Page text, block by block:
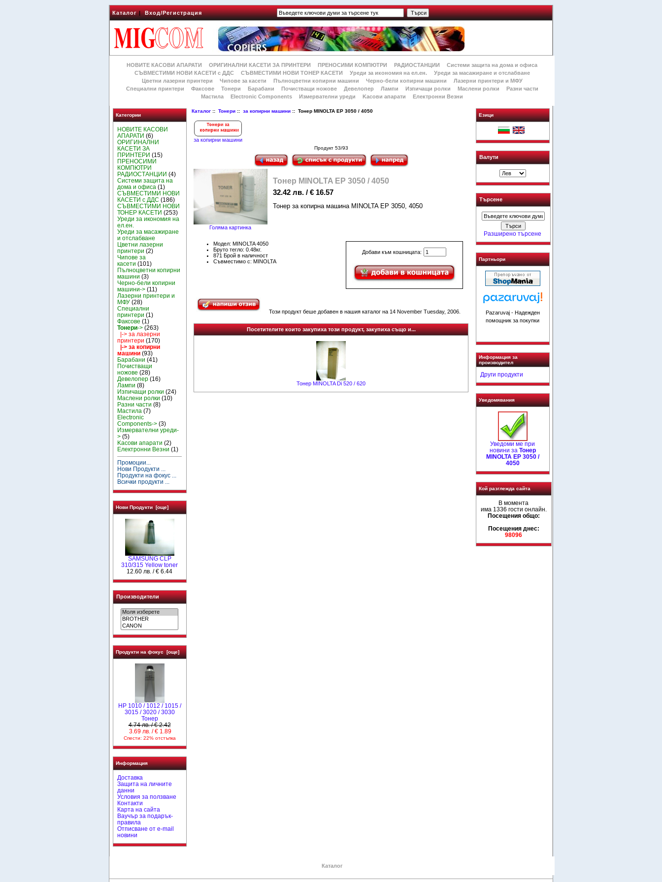
Каталог|Вход/Регистрация
НОВИТЕ КАСОВИ АПАРАТИ ОРИГИНАЛНИ КАСЕТИ ЗА ПРИНТЕРИ ПРЕНОСИМИ КОМПЮТРИ РАДИОСТАНЦИИ
Системи защита на дома и офиса
СЪВМЕСТИМИ НОВИ КАСЕТИ с ДДС
СЪВМЕСТИМИ НОВИ ТОНЕР КАСЕТИ Уреди за икономия на ел.ен.
Уреди за масажиране и отслабване
Цветни лазерни принтери
Чипове за касети Пълноцветни копирни машини Черно-бели копирни машини
Лазерни принтери и МФУ
Специални принтери
Факсове Тонери Барабани Почистващи ножове Девелопер Лампи Изпичащи ролки Маслени ролки
Разни части
Мастила
Electronic Components Измервателни уреди Kасови апарати Електронни Везни
Категории
НОВИТЕ КАСОВИ
АПАРАТИ (6)
ОРИГИНАЛНИ
КАСЕТИ ЗА
ПРИНТЕРИ (15)
ПРЕНОСИМИ
КОМПЮТРИ
РАДИОСТАНЦИИ (4)
Системи защита на
дома и офиса (1)
СЪВМЕСТИМИ НОВИ
КАСЕТИ с ДДС (186)
СЪВМЕСТИМИ НОВИ
ТОНЕР КАСЕТИ (253)
Уреди за икономия на
ел.ен.
Уреди за масажиране
и отслабване
Цветни лазерни
принтери (2)
Чипове за
касети (101)
Пълноцветни копирни
машини (3)
Черно-бели копирни
машини-> (11)
Лазерни принтери и
МФУ (28)
Специални
принтери (1)
Факсове (1)
Тонери-> (263)
|-> за лазерни
принтери (170)
|-> за копирни
машини (93)
Барабани (41)
Почистващи
ножове (28)
Девелопер (16)
Лампи (8)
Изпичащи ролки (24)
Маслени ролки (10)
Разни части (8)
Мастила (7)
Electronic
Components-> (3)
Измервателни уреди-
> (5)
Kасови апарати (2)
Електронни Везни (1)
Промоции...
Нови Продукти ...
Продукти на фокус ...
Всички продукти ...
Нови Продукти [още]
SAMSUNG CLP
310/315 Yellow toner
12.60 лв. / € 6.44
Производители
Продукти на фокус [още]
HP 1010 / 1012 / 1015 /
3015 / 3020 / 3030
Тонер
4.74 лв. / € 2.42
3.69 лв. / € 1.89
Спести: 22% отстъпка
Информация
Доставка
Защита на личните
данни
Условия за ползване
Контакти
Карта на сайта
Ваучър за подарък-
правила
Отписване от e-mail
новини
Каталог ::Тонери ::за копирни машини :: Тонер MINOLTA EP 3050 / 4050
за копирни машини
Продукт 53/93
Голяма картинка
Тонер MINOLTA EP 3050 / 4050
32.42 лв. / € 16.57
Тонер за копирна машина MINOLTA EP 3050, 4050
Добави към кошницата:
Модел: MINOLTA 4050
Бруто тегло: 0.48кг.
871 Брой в наличност
Съвместимо с: MINOLTA
Този продукт беше добавен в нашия каталог на 14 November Tuesday, 2006.
Посетителите които закупиха този продукт, закупиха също и...
Тонер MINOLTA Di 520 / 620
Езици
Валути
Търсене
Разширено търсене
Партньори
Pazaruvaj - Надежден
помощник за покупки
Информация за
производител
Други продукти
Уведомявания
Уведоми ме при
новини за Тонер
MINOLTA EP 3050 /
4050
Кой разглежда сайта
В момента
има 1336 гости онлайн.
Посещения общо:
Посещения днес:
98096
Каталог